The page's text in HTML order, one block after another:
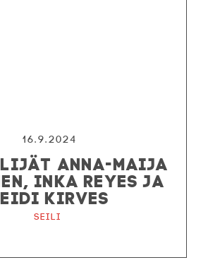
16.9.2024
ANNA-MAIJA
INKA REYES JA
KIRVES
Seili